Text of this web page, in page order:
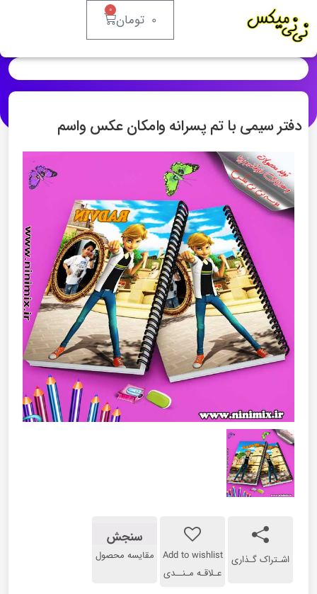
۰ تومان ۰
دفتر سیمی با تم پسرانه وامکان عکس واسم
اشـتراک گـذاری Add to wishlist
عـلاقـه مـنــدی
سنجش
مقایسه محصول